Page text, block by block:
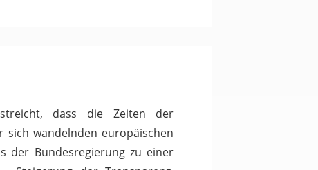
dass die Zeiten der
sich wandelnden europäischen
der Bundesregierung zu einer